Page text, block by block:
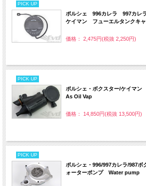
PICK UP
ポルシェ 996カレラ 997カレ
ケイマン フューエルタンクキ
価格： 2,475円(税抜 2,250円)
PICK UP
ポルシェ・ボクスター/ケイマ
As Oil Vap
価格： 14,850円(税抜 13,500円)
PICK UP
ポルシェ・996/997カレラ/987
ォーターポンプ Water pump